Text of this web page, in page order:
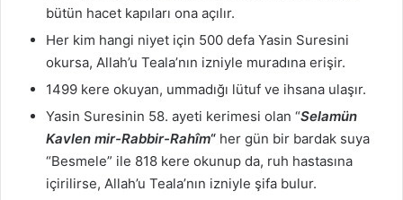
bütün hacet kapıları ona açılır.
Her kim hangi niyet için 500 defa Yasin Suresini
okursa, Allah’u Teala’nın izniyle muradına erişir.
1499 kere okuyan, ummadığı lütuf ve ihsana ulaşır.
Yasin Suresinin 58. ayeti kerimesi olan “Selamün
Kavlen mir-Rabbir-Rahîm“ her gün bir bardak suya
“Besmele” ile 818 kere okunup da, ruh hastasına
içirilirse, Allah’u Teala’nın izniyle şifa bulur.